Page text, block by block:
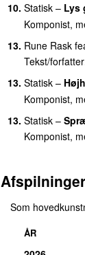
10. Statisk – Lys
Komponist,
13. Rune Rask
Tekst/
13. Statisk –
Komponist,
13. Statisk –
Komponist,
Som
ÅR